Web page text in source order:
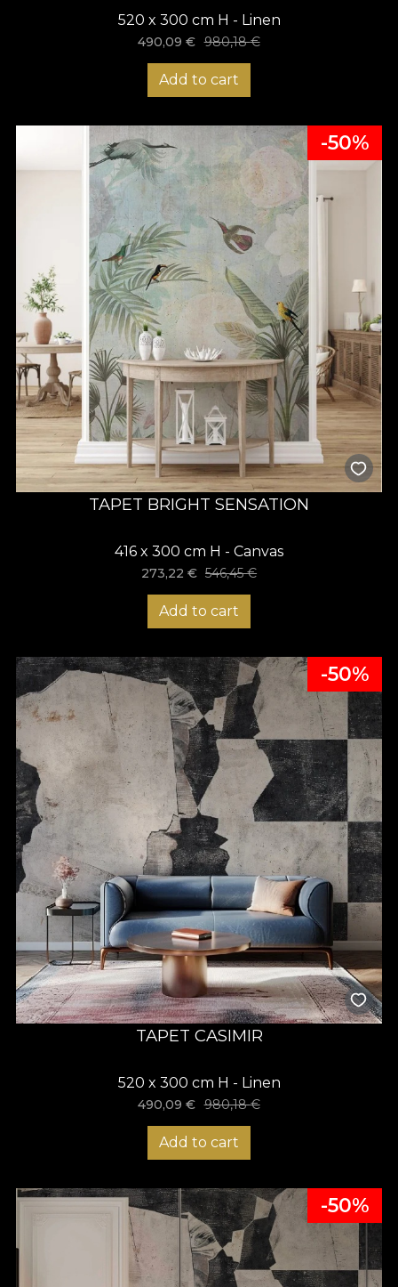
520 x 300 cm H - Linen
490,09€ 980,18€
Add to cart
-50%
TAPET BRIGHT SENSATION
416 x 300 cm H - Canvas
273,22 € 546,45€
Add to cart
-50%
TAPET CASIMIR
520 x 300 cm H - Linen
490,09€ 980,18€
Add to cart
-50%